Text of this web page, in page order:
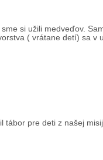
si užili medveďov.
( vrátane detí) sa
tábor pre deti z našej